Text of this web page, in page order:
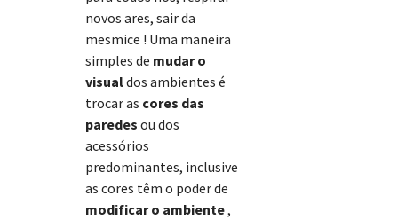
novos ares, sair da
mesmice ! Uma maneira
simples de mudar o
visualdos ambientes é
trocar as cores das
paredes ou dos
acessórios
predominantes, inclusive
as cores têm o poder de
modificar o ambiente,